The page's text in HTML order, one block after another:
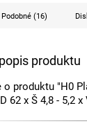
Podobné (16)
produktu
o produktu "H0
62 x Š 4,8 - 5,2